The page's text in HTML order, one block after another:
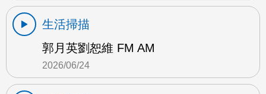
生活掃描
郭月英劉恕維 FM AM
2026/06/24